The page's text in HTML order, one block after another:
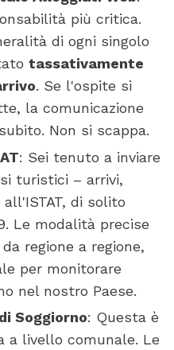
più critica.
di ogni singolo
tassativamente
. Se l'ospite si
la comunicazione
Non si scappa.
: Sei tenuto a inviare
turistici – arrivi,
di solito
Le modalità precise
regione a regione,
per monitorare
nel nostro Paese.
Soggiorno: Questa è
a livello comunale. Le